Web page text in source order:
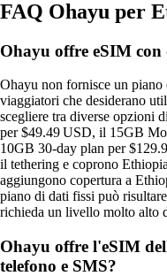
FAQ Ohayu per
Ohayu offre eSIM
Ohayu non fornisce un
viaggiatori che desiderano
scegliere tra diverse opzioni
per $49.49 USD, il 15GB
10GB 30‑day plan per
il tethering e coprono
aggiungono copertura a
piano di dati fissi può
richieda un livello molto alto
Ohayu offre l'eSIM
telefono e SMS?